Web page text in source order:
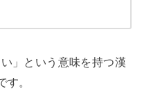
」という意味を持つ漢
。